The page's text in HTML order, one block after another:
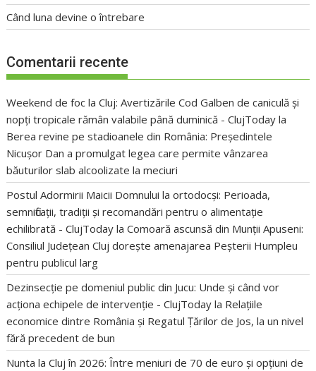
Când luna devine o întrebare
Comentarii recente
Weekend de foc la Cluj: Avertizările Cod Galben de caniculă și
nopți tropicale rămân valabile până duminică - ClujToday la
Berea revine pe stadioanele din România: Președintele
Nicușor Dan a promulgat legea care permite vânzarea
băuturilor slab alcoolizate la meciuri
Postul Adormirii Maicii Domnului la ortodocși: Perioada,
semnificații, tradiții și recomandări pentru o alimentație
echilibrată - ClujToday laComoară ascunsă din Munții Apuseni:
Consiliul Județean Cluj dorește amenajarea Peșterii Humpleu
pentru publicul larg
Dezinsecție pe domeniul public din Jucu: Unde și când vor
acționa echipele de intervenție - ClujToday la Relațiile
economice dintre România și Regatul Țărilor de Jos, la un nivel
fără precedent de bun
Nunta la Cluj în 2026: Între meniuri de 70 de euro și opțiuni de